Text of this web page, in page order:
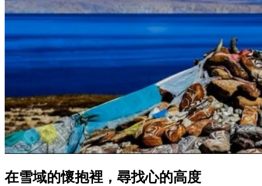
在雪域的懷抱裡，尋找心的高度